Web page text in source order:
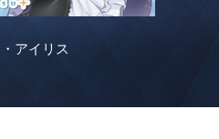
アイリス